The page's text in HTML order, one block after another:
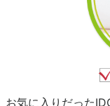
お気に入りだった